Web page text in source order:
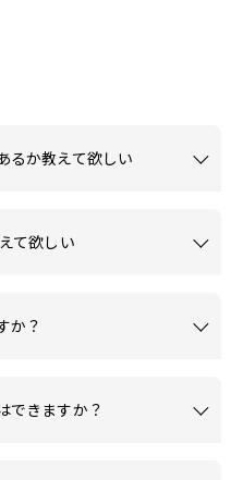
るか教えて欲しい
て欲しい
か？
できますか？